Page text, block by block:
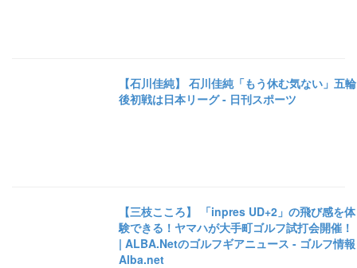
【石川佳純】 石川佳純「もう休む気ない」五輪
後初戦は日本リーグ - 日刊スポーツ
【三枝こころ】 「inpres UD+2」の飛び感を体
験できる！ヤマハが大手町ゴルフ試打会開催！
| ALBA.Netのゴルフギアニュース - ゴルフ情報
Alba.net